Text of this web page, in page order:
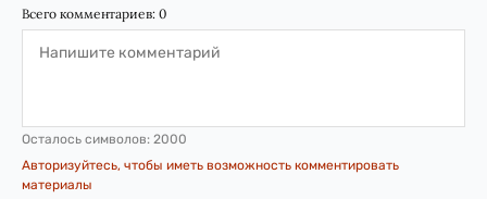
Всего комментариев: 0
Осталось символов: 2000
Авторизуйтесь, чтобы иметь возможность комментировать
материалы